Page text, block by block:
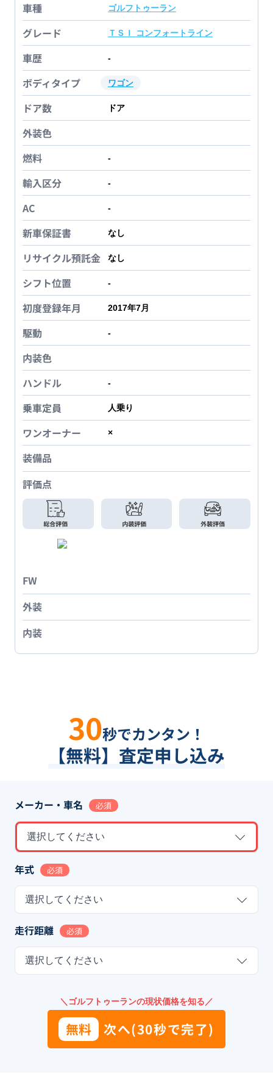
車種 ゴルフトゥーラン
グレード ＴＳＩ コンフォートライン
車歴 -
ボディタイプ ワゴン
ドア数 ドア
外装色
燃料
-
輸入区分 -
AC -
新車保証書 なし
リサイクル預託金 なし
シフト位置 -
初度登録年月 2017年7月
駆動 -
内装色
ハンドル
-
乗車定員 人乗り
ワンオーナー ×
装備品
評価点
FW
外装
内装
30秒でカンタン！
【無料】査定申し込み
メーカー・車名 必須
選択してください
年式 必須
選択してください
走行距離 必須
選択してください
＼ゴルフトゥーランの現状価格を知る／
無料 次へ(30秒で完了)